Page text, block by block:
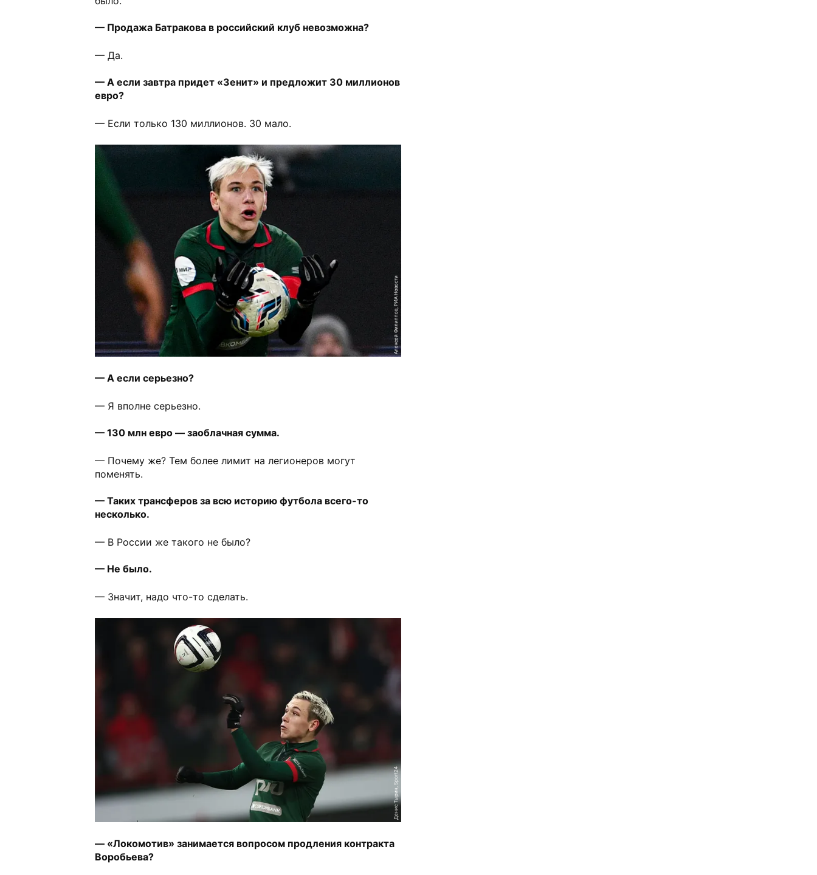
— Продажа Батракова в российский клуб невозможна?
— Да.
— А если завтра придет «Зенит» и предложит 30 миллионов
евро?
— Если только 130 миллионов. 30 мало.
Алексей Филиппов, РИА Новости
— А если серьезно?
— Я вполне серьезно.
— 130 млн евро — заоблачная сумма.
— Почему же? Тем более лимит на легионеров могут
поменять.
— Таких трансферов за всю историю футбола всего-то
несколько.
— В России же такого не было?
— Не было.
— Значит, надо что-то сделать.
Денис Тырин, Sport24
— «Локомотив» занимается вопросом продления контракта
Воробьева?